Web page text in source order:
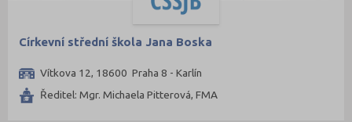
Lycea
Šance na přijetí
Církevní střední škola Jana Boska
Vítkova 12, 18600 Praha 8 - Karlín
Ředitel: Mgr. Michaela Pitterová, FMA